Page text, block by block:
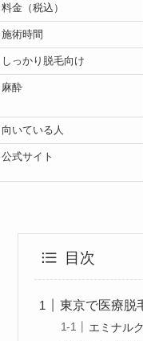
料金（税込）
施術時間
しっかり脱毛向け
麻酔
向いている人
公式サイト
目次
東京で医療脱
エミナル